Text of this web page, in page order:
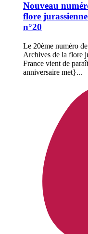
Nouveau
flore
n°20
Le 20ème numéro
Archives de la flore
France vient de
anniversaire met}...